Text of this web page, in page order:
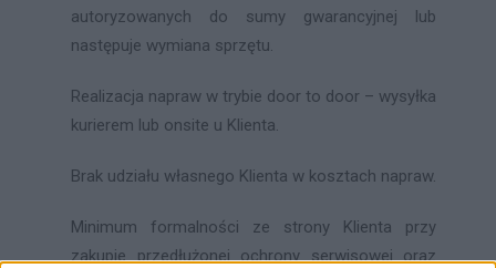
autoryzowanych do sumy gwarancyjnej lub
następuje wymiana sprzętu.
Realizacja napraw w trybie door to door – wysyłka
kurierem lub onsite u Klienta.
Brak udziału własnego Klienta w kosztach napraw.
Minimum formalności ze strony Klienta przy
zakupie przedłużonej ochrony serwisowej oraz